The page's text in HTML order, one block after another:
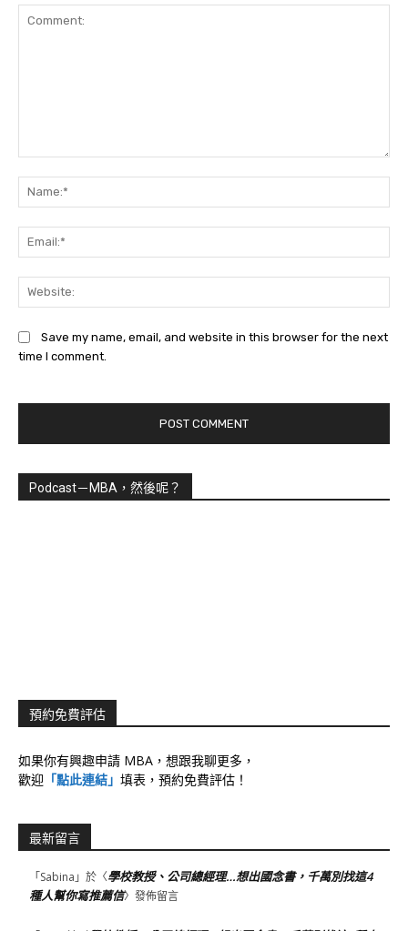
Save my name, email, and website in this browser for the next
time I comment.
Podcast－MBA，然後呢？
預約免費評估
如果你有興趣申請 MBA，想跟我聊更多，
歡迎 「點此連結」 填表，預約免費評估！
最新留言
「Sabina 」於〈學校教授、公司總經理…想出國念書，千萬別找這4
種人幫你寫推薦信〉發佈留言